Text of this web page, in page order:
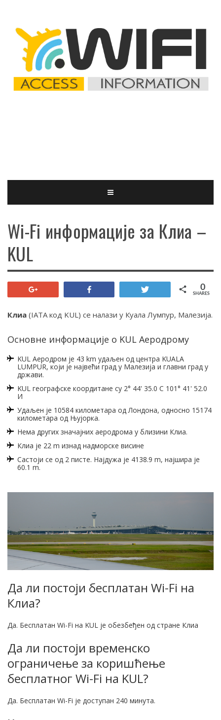
Wi-Fi информације за Клиа –
KUL
SHARES
0
Клиа (IATA код KUL) се налази у Куала Лумпур, Малезија.
Основне информације о KUL Аеродрому
KUL Аеродром је 43 km удаљен од центра KUALA
LUMPUR, који је највећи град у Малезија и главни град у
држави.
KUL географске коордитане су 2° 44' 35.0 С 101° 41' 52.0
И
Удаљен је 10584 километара од Лондона, односно 15174
километара од Њујорка.
Нема других значајних аеродрома у близини Клиа.
Клиа је 22 m изнад надморске висине
Састоји се од 2 писте. Најдужа је 4138.9 m, најшира је
60.1 m.
Да ли постоји бесплатан Wi-Fi на
Клиа?
Да. Бесплатан Wi-Fi на KUL је обезбеђен од стране Клиа
Да ли постоји временско
ограничење за коришћење
бесплатног Wi-Fi на KUL?
Да. Бесплатан Wi-Fi је доступан 240 минута.